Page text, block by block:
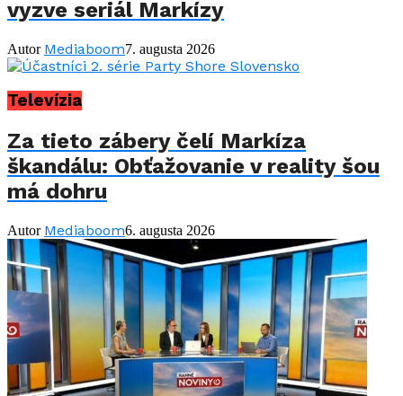
vyzve seriál Markízy
Autor Mediaboom7. augusta 2026
Televízia
Za tieto zábery čelí Markíza
škandálu: Obťažovanie v reality šou
má dohru
Autor Mediaboom6. augusta 2026